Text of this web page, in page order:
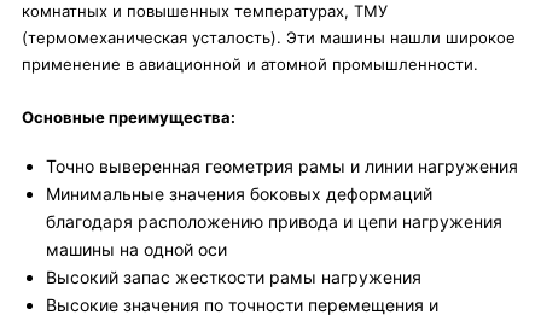
комнатных и повышенных температурах, ТМУ
(термомеханическая усталость). Эти машины нашли широкое
применение в авиационной и атомной промышленности.
Основные преимущества:
Точно выверенная геометрия рамы и линии нагружения
Минимальные значения боковых деформаций
благодаря расположению привода и цепи нагружения
машины на одной оси
Высокий запас жесткости рамы нагружения
Высокие значения по точности перемещения и